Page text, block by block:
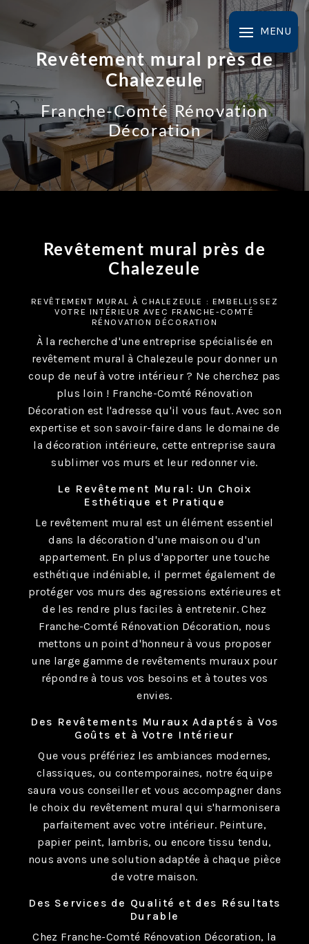
MENU
Revêtement mural près de
Chalezeule
Franche-Comté Rénovation
Décoration
Revêtement mural près de
Chalezeule
REVÊTEMENT MURAL À CHALEZEULE : EMBELLISSEZ
VOTRE INTÉRIEUR AVEC FRANCHE-COMTÉ
RÉNOVATION DÉCORATION
À la recherche d'une entreprise spécialisée en
revêtement mural à Chalezeule pour donner un
coup de neuf à votre intérieur ? Ne cherchez pas
plus loin ! Franche-Comté Rénovation
Décoration est l'adresse qu'il vous faut. Avec son
expertise et son savoir-faire dans le domaine de
la décoration intérieure, cette entreprise saura
sublimer vos murs et leur redonner vie.
Le Revêtement Mural: Un Choix
Esthétique et Pratique
Le revêtement mural est un élément essentiel
dans la décoration d'une maison ou d'un
appartement. En plus d'apporter une touche
esthétique indéniable, il permet également de
protéger vos murs des agressions extérieures et
de les rendre plus faciles à entretenir. Chez
Franche-Comté Rénovation Décoration, nous
mettons un point d'honneur à vous proposer
une large gamme de revêtements muraux pour
répondre à tous vos besoins et à toutes vos
envies.
Des Revêtements Muraux Adaptés à Vos
Goûts et à Votre Intérieur
Que vous préfériez les ambiances modernes,
classiques, ou contemporaines, notre équipe
saura vous conseiller et vous accompagner dans
le choix du revêtement mural qui s'harmonisera
parfaitement avec votre intérieur. Peinture,
papier peint, lambris, ou encore tissu tendu,
nous avons une solution adaptée à chaque pièce
de votre maison.
Des Services de Qualité et des Résultats
Durable
Chez Franche-Comté Rénovation Décoration, la
Panneau de gestion des cookies